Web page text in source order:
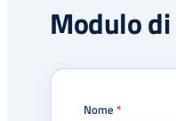
Modulo di
Nome *